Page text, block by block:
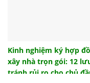
chuẩn phong
Lựa chọn mẫu
công trình của
Kinh nghiệm ký hợp
xây nhà trọn gói: 12
tránh rủi ro cho chủ